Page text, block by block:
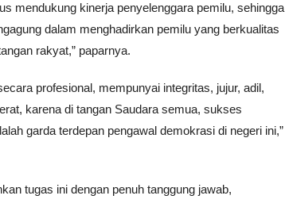
mendukung kinerja penyelenggara pemilu, sehingga
dalam menghadirkan pemilu yang berkualitas
rakyat,” paparnya.
profesional, mempunyai integritas, jujur, adil,
karena di tangan Saudara semua, sukses
garda terdepan pengawal demokrasi di negeri ini,”
tugas ini dengan penuh tanggung jawab,